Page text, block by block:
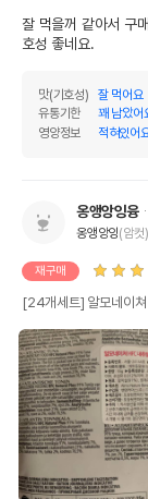
잘 먹을꺼 같아서 구
호성 좋네요.
맛(기호성)
잘 먹어요
유통기한
꽤 남았어
영양정보
적혀있어
옹앵앙잉융
옹앵앙잉(암컷)
재구매
[24개세트] 알모네이